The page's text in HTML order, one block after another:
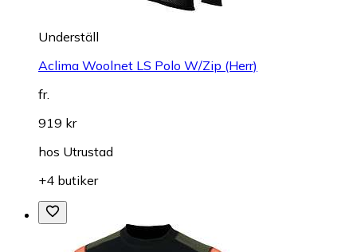
Underställ
Aclima Woolnet LS Polo W/Zip (Herr)
fr.
919 kr
hos Utrustad
+4 butiker